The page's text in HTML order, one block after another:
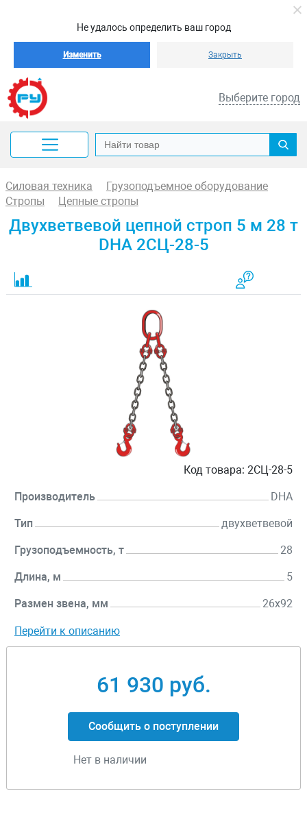
Не удалось определить ваш город
Изменить Закрыть
Выберите город
Силовая техника
Грузоподъемное оборудование
Стропы
Цепные стропы
Двухветвевой цепной строп 5 м 28 т
DHA 2СЦ-28-5
Код товара: 2СЦ-28-5
Производитель DHA
Тип двухветвевой
Грузоподъемность, т 28
Длина, м 5
Размен звена, мм 26х92
Перейти к описанию
61 930 руб.
Сообщить о поступлении
Нет в наличии